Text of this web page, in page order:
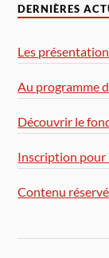
DERNIÈRES
Les
Au programme
Découvrir le
Inscription pour
Contenu